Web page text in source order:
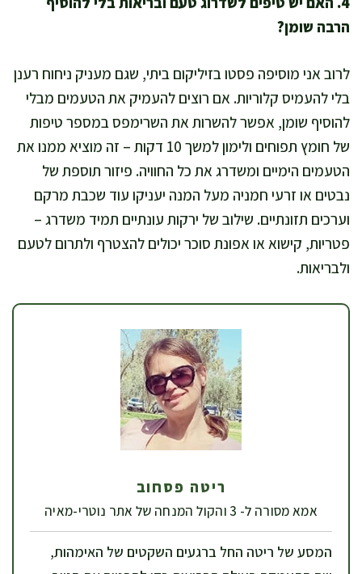
הרבה שומן?
לרוב אני מוסיפה פסטו בזיליקום ביתי, שגם מעניק ניחוח רענן
בלי להעמיס קלוריות. אם רוצים להעמיק את הטעמים מבלי
להוסיף שומן, אפשר להשרות את השרימפס במספר טיפות
של חומץ תפוחים ולימון למשך 10 דקות – זה מוציא ממנו את
הטעמים הימיים ומשדרג את כל החוויה. פיזור תוספת של
נבטים או זרעי חמניה מעל המנה יעניקו עוד שכבת מרקם
וערכים תזונתיים. שילוב של ירקות עונתיים תמיד משדרג –
פטריות, קישוא או אפונת סוכר יכולים להצטרף ולתרום לטעם
ולבריאות.
ריטה פסחוב
אמא מסורה ל- 3 והקול המנחה של אתר נוטרי-מאיה
המסע של ריטה החל ברגעים השקטים של האימהות,